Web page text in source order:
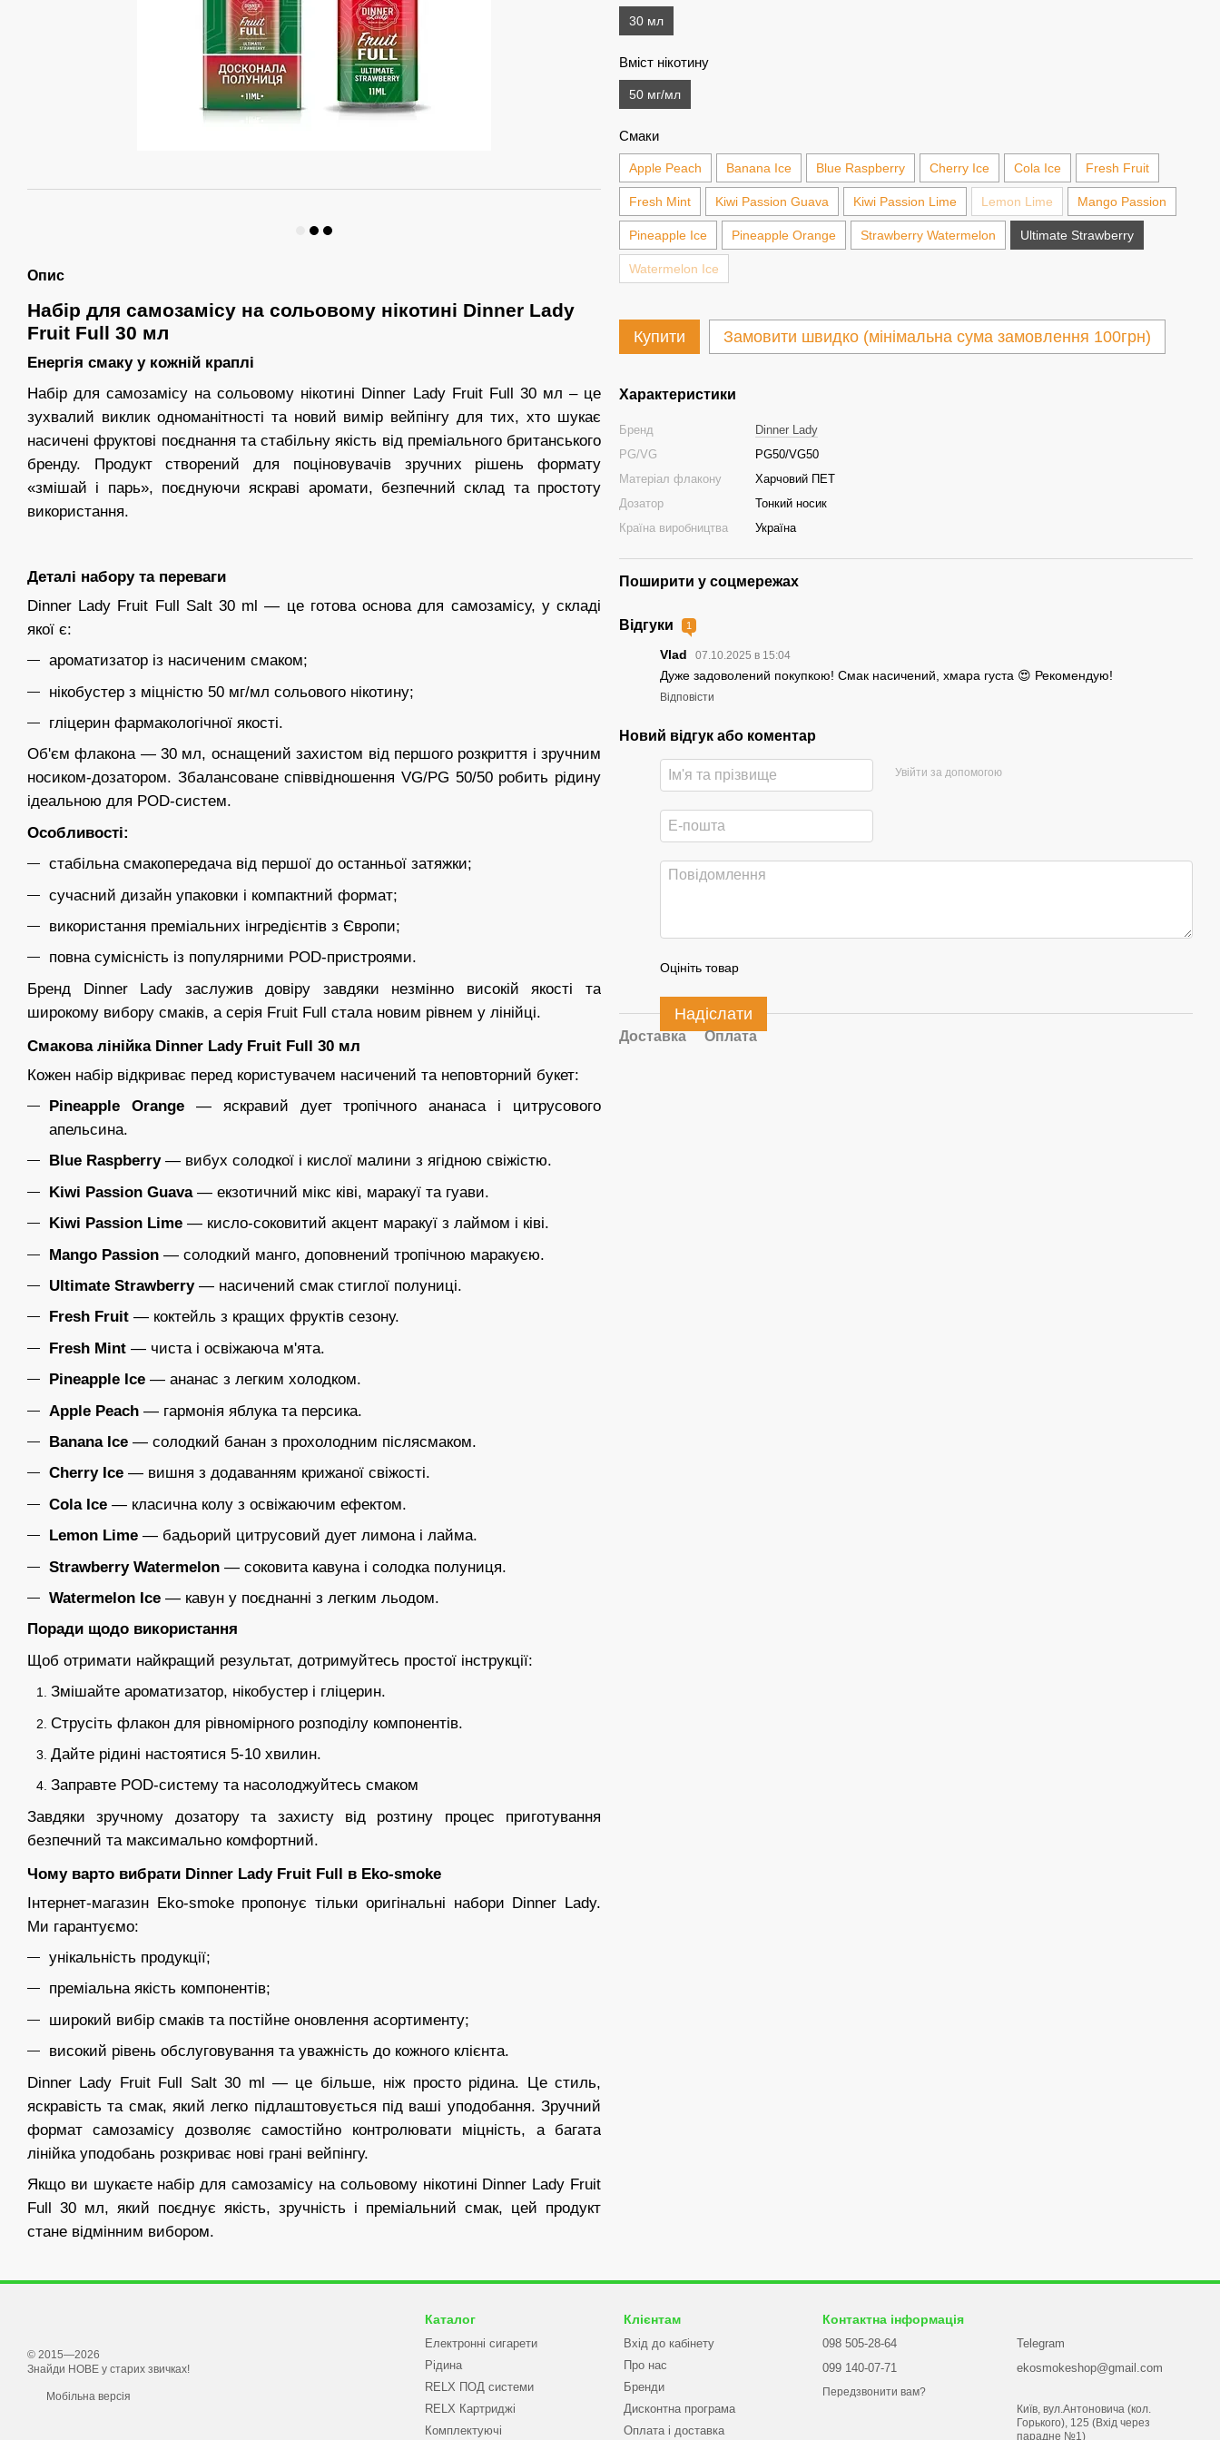
Опис
Набір для самозамісу на сольовому нікотині Dinner Lady
Fruit Full 30 мл
Енергія смаку у кожній краплі
Набір для самозамісу на сольовому нікотині Dinner Lady Fruit Full 30 мл – це
зухвалий виклик одноманітності та новий вимір вейпінгу для тих, хто шукає
насичені фруктові поєднання та стабільну якість від преміального британського
бренду. Продукт створений для поціновувачів зручних рішень формату
«змішай і парь», поєднуючи яскраві аромати, безпечний склад та простоту
використання.
Деталі набору та переваги
Dinner Lady Fruit Full Salt 30 ml — це готова основа для самозамісу, у складі
якої є:
ароматизатор із насиченим смаком;
нікобустер з міцністю 50 мг/мл сольового нікотину;
гліцерин фармакологічної якості.
Об'єм флакона — 30 мл, оснащений захистом від першого розкриття і зручним
носиком-дозатором. Збалансоване співвідношення VG/PG 50/50 робить рідину
ідеальною для POD-систем.
Особливості:
стабільна смакопередача від першої до останньої затяжки;
сучасний дизайн упаковки і компактний формат;
використання преміальних інгредієнтів з Європи;
повна сумісність із популярними POD-пристроями.
Бренд Dinner Lady заслужив довіру завдяки незмінно високій якості та
широкому вибору смаків, а серія Fruit Full стала новим рівнем у лінійці.
Смакова лінійка Dinner Lady Fruit Full 30 мл
Кожен набір відкриває перед користувачем насичений та неповторний букет:
Pineapple Orange— яскравий дует тропічного ананаса і цитрусового
апельсина.
Blue Raspberry— вибух солодкої і кислої малини з ягідною свіжістю.
Kiwi Passion Guava — екзотичний мікс ківі, маракуї та гуави.
Kiwi Passion Lime — кисло-соковитий акцент маракуї з лаймом і ківі.
Mango Passion — солодкий манго, доповнений тропічною маракуєю.
Ultimate Strawberry— насичений смак стиглої полуниці.
Fresh Fruit — коктейль з кращих фруктів сезону.
Fresh Mint — чиста і освіжаюча м'ята.
Pineapple Ice — ананас з легким холодком.
Apple Peach — гармонія яблука та персика.
Banana Ice — солодкий банан з прохолодним післясмаком.
Cherry Ice — вишня з додаванням крижаної свіжості.
Cola Ice — класична колу з освіжаючим ефектом.
Lemon Lime — бадьорий цитрусовий дует лимона і лайма.
Strawberry Watermelon — соковита кавуна і солодка полуниця.
Watermelon Ice — кавун у поєднанні з легким льодом.
Поради щодо використання
Щоб отримати найкращий результат, дотримуйтесь простої інструкції:
Змішайте ароматизатор, нікобустер і гліцерин.
Струсіть флакон для рівномірного розподілу компонентів.
Дайте рідині настоятися 5-10 хвилин.
Заправте POD-систему та насолоджуйтесь смаком
Завдяки зручному дозатору та захисту від розтину процес приготування
безпечний та максимально комфортний.
Чому варто вибрати Dinner Lady Fruit Full в Eko-smoke
Інтернет-магазин Eko-smoke пропонує тільки оригінальні набори Dinner Lady.
Ми гарантуємо:
унікальність продукції;
преміальна якість компонентів;
широкий вибір смаків та постійне оновлення асортименту;
високий рівень обслуговування та уважність до кожного клієнта.
Dinner Lady Fruit Full Salt 30 ml — це більше, ніж просто рідина. Це стиль,
яскравість та смак, який легко підлаштовується під ваші уподобання. Зручний
формат самозамісу дозволяє самостійно контролювати міцність, а багата
лінійка уподобань розкриває нові грані вейпінгу.
Якщо ви шукаєте набір для самозамісу на сольовому нікотині Dinner Lady Fruit
Full 30 мл, який поєднує якість, зручність і преміальний смак, цей продукт
стане відмінним вибором.
30 мл
Вміст нікотину
50 мг/мл
Смаки
Apple Peach Banana Ice Blue Raspberry Cherry Ice Cola Ice Fresh Fruit
Fresh Mint Kiwi Passion Guava Kiwi Passion Lime Lemon Lime Mango Passion
Pineapple Ice Pineapple Orange Strawberry Watermelon Ultimate Strawberry
Watermelon Ice
Купити Замовити швидко (мінімальна сума замовлення 100грн)
Характеристики
Бренд
Dinner Lady
PG/VG
PG50/VG50
Матеріал флакону
Харчовий ПЕТ
Дозатор
Тонкий носик
Країна виробництва
Україна
Поширити у соцмережах
Відгуки 1
Vlad 07.10.2025 в 15:04
Дуже задоволений покупкою! Смак насичений, хмара густа 😍 Рекомендую!
Відповісти
Новий відгук або коментар
Увійти за допомогою
Оцініть товар
Надіслати
Доставка Оплата
© 2015—2026
Знайди НОВЕ у старих звичках!
Мобільна версія
Каталог
Електронні сигарети
Рідина
RELX ПОД системи
RELX Картриджі
Комплектуючі
Клієнтам
Вхід до кабінету
Про нас
Бренди
Дисконтна програма
Оплата і доставка
Контактна інформація
098 505-28-64
099 140-07-71
Передзвонити вам?
Telegram
ekosmokeshop@gmail.com
Київ, вул.Антоновича (кол.
Горького), 125 (Вхід через
парадне №1)